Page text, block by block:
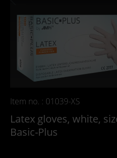
Item no. : 01039-XS
Latex gloves, white,
Basic-Plus